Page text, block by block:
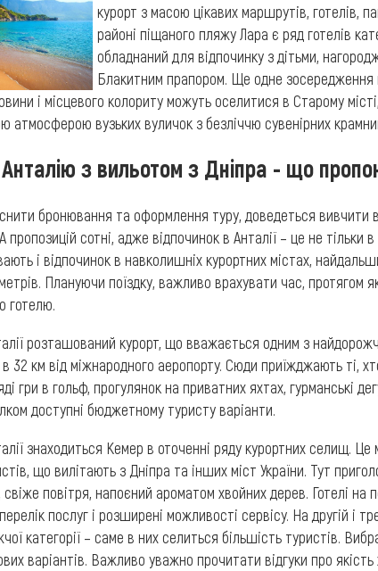
курорт з масою цікавих маршрутів, готелів,
районі піщаного пляжу Лара є ряд готелів
обладнаний для відпочинку з дітьми,
Блакитним прапором. Ще одне зосередження
і місцевого колориту можуть оселитися в Старому
атмосферою вузьких вуличок з безліччю сувенірних
Анталію з вильотом з Дніпра - що
бронювання та оформлення туру, доведеться вивчити
пропозицій сотні, адже відпочинок в Анталії – це не тільки
і відпочинок в навколишніх курортних містах,
Плануючи поїздку, важливо врахувати час, протягом
готелю.
розташований курорт, що вважається одним з
32 км від міжнародного аеропорту. Сюди приїжджають ті,
гри в гольф, прогулянок на приватних яхтах, гурманські
доступні бюджетному туристу варіанти.
знаходиться Кемер в оточенні ряду курортних селищ.
що вилітають з Дніпра та інших міст України. Тут
свіже повітря, напоєний ароматом хвойних дерев. Готелі на
послуг і розширені можливості сервісу. На другій і
категорії – саме в них селиться більшість туристів.
варіантів. Важливо уважно прочитати відгуки про